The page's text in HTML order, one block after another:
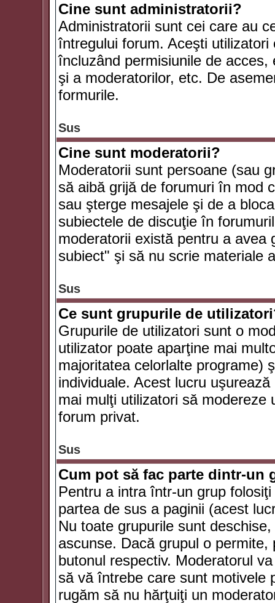
Cine sunt administratorii?
Administratorii sunt cei care au
întregului forum. Aceşti
încluzând permisiunile de
şi a moderatorilor, etc. De
formurile.
Sus
Cine sunt moderatorii?
Moderatorii sunt persoane (sau
să aibă grijă de forumuri în mod
sau şterge mesajele şi de a
subiectele de discuţie în
moderatorii există pentru a avea
subiect" şi să nu scrie materiale
Sus
Ce sunt grupurile de
Grupurile de utilizatori sunt o
utilizator poate aparţine mai
majoritatea celorlalte programe)
individuale. Acest lucru
mai mulţi utilizatori să
forum privat.
Sus
Cum pot să fac parte dintr-un
Pentru a intra într-un grup
partea de sus a paginii (acest
Nu toate grupurile sunt
ascunse. Dacă grupul o
butonul respectiv. Moderatorul
să vă întrebe care sunt motivele
rugăm să nu hărţuiţi un